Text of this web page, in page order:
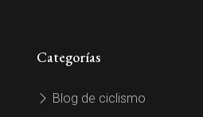
Categorías
Blog de ciclismo